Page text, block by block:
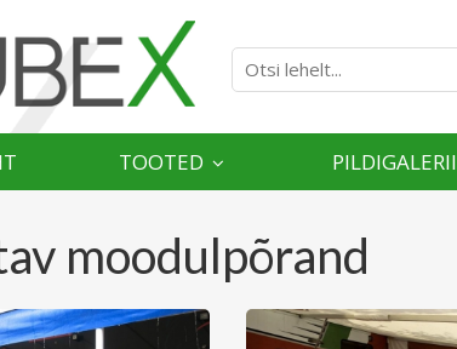
TOOTED PILDIGALERII
moodulpõrand